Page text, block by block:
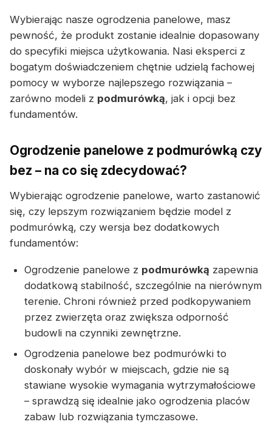
Wybierając nasze ogrodzenia panelowe, masz
pewność, że produkt zostanie idealnie dopasowany
do specyfiki miejsca użytkowania. Nasi eksperci z
bogatym doświadczeniem chętnie udzielą fachowej
pomocy w wyborze najlepszego rozwiązania –
zarówno modeli z podmurówką, jak i opcji bez
fundamentów.
Ogrodzenie panelowe z podmurówką czy
bez – na co się zdecydować?
Wybierając ogrodzenie panelowe, warto zastanowić
się, czy lepszym rozwiązaniem będzie model z
podmurówką, czy wersja bez dodatkowych
fundamentów:
Ogrodzenie panelowe z podmurówką zapewnia
dodatkową stabilność, szczególnie na nierównym
terenie. Chroni również przed podkopywaniem
przez zwierzęta oraz zwiększa odporność
budowli na czynniki zewnętrzne.
Ogrodzenia panelowe bez podmurówki to
doskonały wybór w miejscach, gdzie nie są
stawiane wysokie wymagania wytrzymałościowe
– sprawdzą się idealnie jako ogrodzenia placów
zabaw lub rozwiązania tymczasowe.